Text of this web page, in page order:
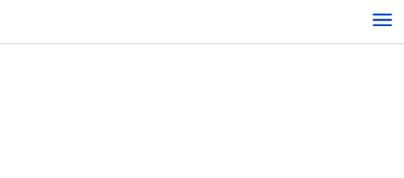
konten